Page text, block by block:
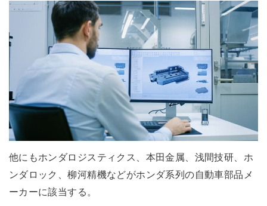
他にもホンダロジスティクス、本田金属、浅間技研、ホ
ンダロック、柳河精機などがホンダ系列の自動車部品メ
ーカーに該当する。